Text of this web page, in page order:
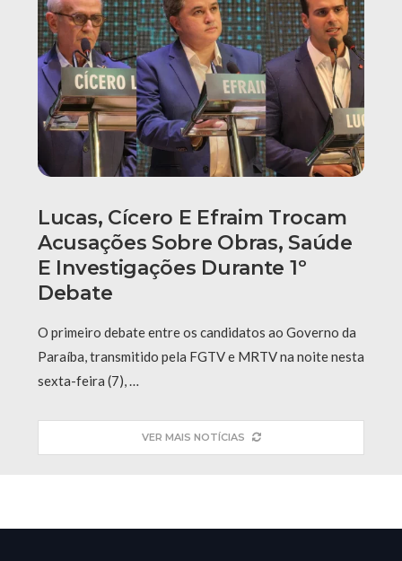
Lucas, Cícero E Efraim Trocam
Acusações Sobre Obras, Saúde
E Investigações Durante 1º
Debate
O primeiro debate entre os candidatos ao Governo da
Paraíba, transmitido pela FGTV e MRTV na noite nesta
sexta-feira (7), …
VER MAIS NOTÍCIAS